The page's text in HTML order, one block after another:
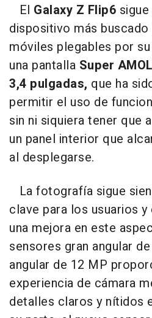
El Galaxy Z Flip6
dispositivo más
móviles plegables por
una pantalla Super
3,4 pulgadas, que ha
permitir el uso de
sin ni siquiera tener que
un panel interior que
al desplegarse.
La fotografía sigue
clave para los usuarios
una mejora en este
sensores gran angular
angular de 12 MP
experiencia de cámara
detalles claros y nítidos